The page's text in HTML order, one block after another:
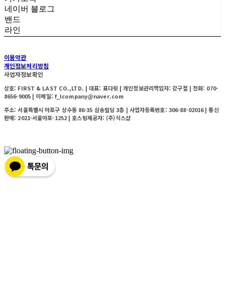
네이버 블로그
밴드
라인
이용약관
개인정보처리방침
사업자정보확인
상호: FIRST & LAST CO.,LTD. | 대표: 표다윗 | 개인정보관리책임자: 강구철 | 전화: 070-
8656-9005 | 이메일: f_lcompany@naver.com
주소: 서울특별시 마포구 상수동 86-35 삼송빌딩 3층 | 사업자등록번호: 306-88-02016| 통신
판매: 2021-서울마포-1252 | 호스팅제공자: (주)식스샵